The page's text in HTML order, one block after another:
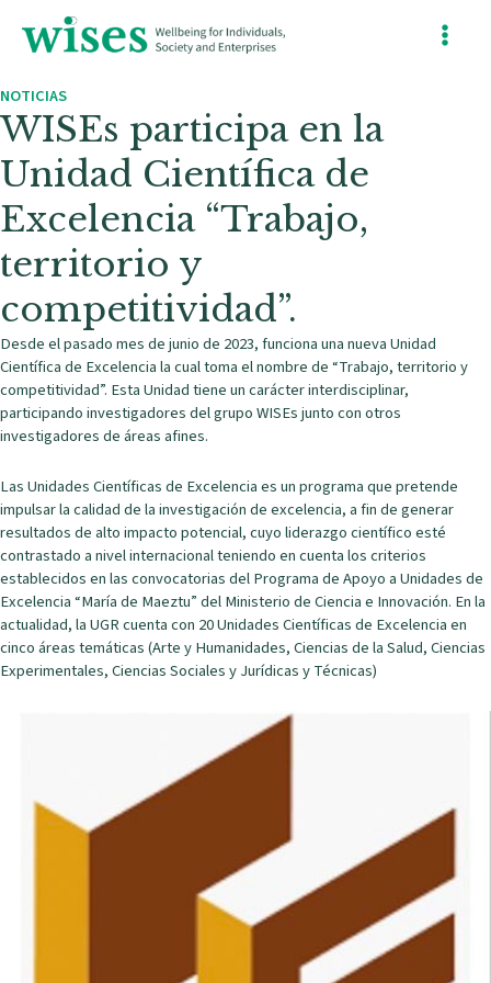
contenido
Main
NOTICIAS
WISEs participa en la
Unidad Científica de
Excelencia “Trabajo,
territorio y
competitividad”.
Desde el pasado mes de junio de 2023, funciona una nueva Unidad
Científica de Excelencia la cual toma el nombre de “Trabajo, territorio y
competitividad”. Esta Unidad tiene un carácter interdisciplinar,
participando investigadores del grupo WISEs junto con otros
investigadores de áreas afines.
Las Unidades Científicas de Excelencia es un programa que pretende
impulsar la calidad de la investigación de excelencia, a fin de generar
resultados de alto impacto potencial, cuyo liderazgo científico esté
contrastado a nivel internacional teniendo en cuenta los criterios
establecidos en las convocatorias del Programa de Apoyo a Unidades de
Excelencia “María de Maeztu” del Ministerio de Ciencia e Innovación. En la
actualidad, la UGR cuenta con 20 Unidades Científicas de Excelencia en
cinco áreas temáticas (Arte y Humanidades, Ciencias de la Salud, Ciencias
Experimentales, Ciencias Sociales y Jurídicas y Técnicas)